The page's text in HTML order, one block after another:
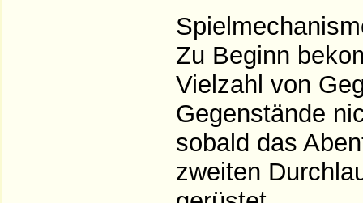
Zu Beginn
Vielzahl von
Gegenstände
sobald das
zweiten